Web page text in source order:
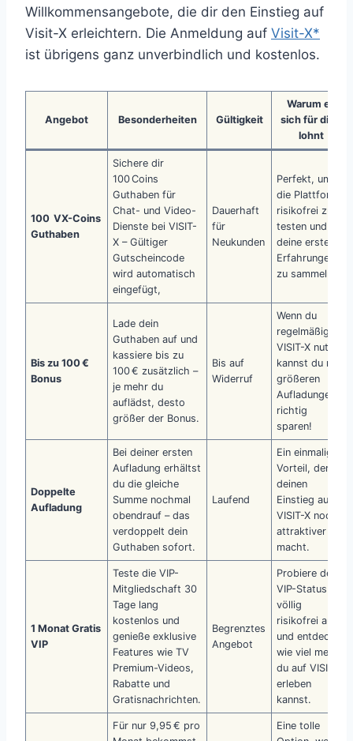
Willkommensangebote, die dir den Einstieg auf
Visit-X erleichtern. Die Anmeldung auf Visit-X*
ist übrigens ganz unverbindlich und kostenlos.
Angebot Besonderheiten Gültigkeit
Warum es
sich für dich
lohnt
100 VX-Coins
Guthaben
Sichere dir
100 Coins
Guthaben für
Chat- und Video-
Dienste bei VISIT-
X – Gültiger
Gutscheincode
wird automatisch
eingefügt,
Dauerhaft
für
Neukunden
Perfekt, um
die Plattform
risikofrei zu
testen und
deine ersten
Erfahrungen
zu sammeln.
Bis zu 100 €
Bonus
Lade dein
Guthaben auf und
kassiere bis zu
100 € zusätzlich –
je mehr du
auflädst, desto
größer der Bonus.
Bis auf
Widerruf
Wenn du
regelmäßig
VISIT-X nutzt,
kannst du mit
größeren
Aufladungen
richtig
sparen!
Doppelte
Aufladung
Bei deiner ersten
Aufladung erhältst
du die gleiche
Summe nochmal
obendrauf – das
verdoppelt dein
Guthaben sofort.
Laufend
Ein einmaliger
Vorteil, der
deinen
Einstieg auf
VISIT-X noch
attraktiver
macht.
1 Monat Gratis
VIP
Teste die VIP-
Mitgliedschaft 30
Tage lang
kostenlos und
genieße exklusive
Features wie TV
Premium-Videos,
Rabatte und
Gratisnachrichten.
Begrenztes
Angebot
Probiere den
VIP-Status
völlig
risikofrei aus
und entdecke,
wie viel mehr
du auf VISIT-X
erleben
kannst.
Für nur 9,95 € pro
Eine tolle